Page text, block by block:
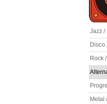
Jazz /
Disco
Rock
Metal